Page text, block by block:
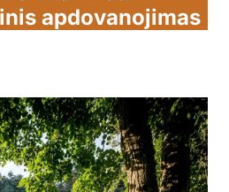
apdovanojimas